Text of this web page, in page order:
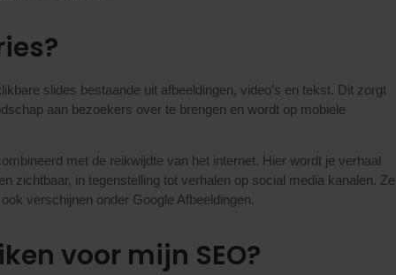
slides bestaande uit afbeeldingen, video’s en tekst. Dit zorgt
aan bezoekers over te brengen en wordt op mobiele
met de reikwijdte van het internet. Hier wordt je verhaal
zichtbaar, in tegenstelling tot verhalen op social media kanalen. Ze
verschijnen onder Google Afbeeldingen.
voor mijn SEO?